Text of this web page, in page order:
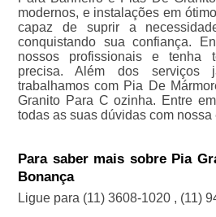
modernos, e instalações em
capaz de suprir a
conquistando sua confiança.
nossos profissionais e tenha
precisa. Além dos serviços
trabalhamos com Pia De
Granito Para C ozinha. Entre
todas as suas dúvidas com nossa
Para saber mais sobre Pia
Bonança
Ligue para (11) 3608-1020 , (11)